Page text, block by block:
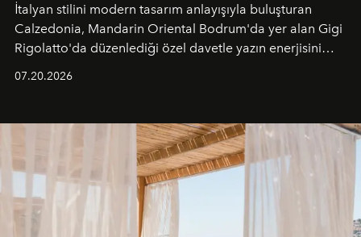
İtalyan stilini modern tasarım anlayışıyla buluşturan
Calzedonia, Mandarin Oriental Bodrum'da yer alan Gigi
Rigolatto'da düzenlediği özel davetle yazın enerjisini
07.20.2026